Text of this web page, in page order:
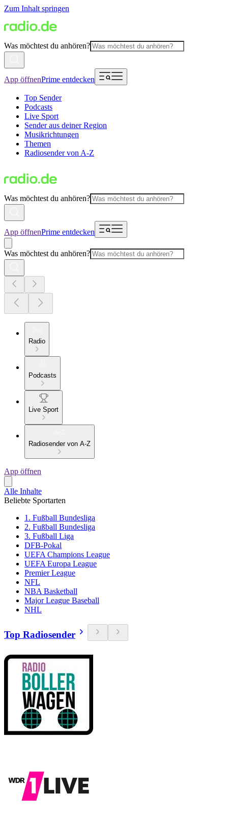
Zum Inhalt springen
Was möchtest du anhören?
App öffnenPrime entdecken
Top Sender
Podcasts
Live Sport
Sender aus deiner Region
Musikrichtungen
Themen
Radiosender von A-Z
Was möchtest du anhören?
App öffnenPrime entdecken
Was möchtest du anhören?
Radio
Podcasts
Live Sport
Radiosender von A-Z
App öffnen
Alle Inhalte
Beliebte Sportarten
1. Fußball Bundesliga
2. Fußball Bundesliga
3. Fußball Liga
DFB-Pokal
UEFA Champions League
UEFA Europa League
Premier League
NFL
NBA Basketball
Major League Baseball
NHL
Top Radiosender